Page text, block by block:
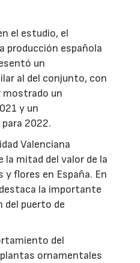
el estudio, el
producción española
un
al del conjunto, con
mostrado un
y un
2022.
Valenciana
la mitad del valor de la
y flores en España. En
la importante
del puerto de
del
ornamentales